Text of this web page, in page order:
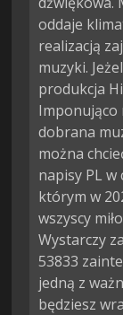
oddaje
realizacją
muzyki.
produkcja
Imponująco
dobrana
można
napisy PL w
którym w
wszyscy
Wystarczy
53833
jedną z
będziesz